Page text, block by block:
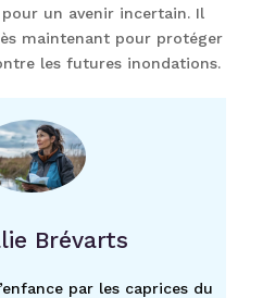
un avenir incertain. Il
maintenant pour protéger
les futures inondations.
Brévarts
par les caprices du